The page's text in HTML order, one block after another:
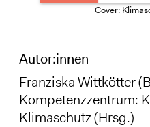
Cover:
Autor:innen
Franziska Wittkötter
Kompetenzzentrum:
Klimaschutz (Hrsg.)